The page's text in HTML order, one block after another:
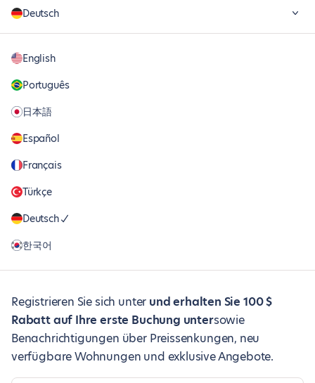
Deutsch
English
Português
日本語
Español
Français
Türkçe
Deutsch
한국어
Registrieren Sie sich unter und erhalten Sie 100 $
Rabatt auf Ihre erste Buchung untersowie
Benachrichtigungen über Preissenkungen, neu
verfügbare Wohnungen und exklusive Angebote.